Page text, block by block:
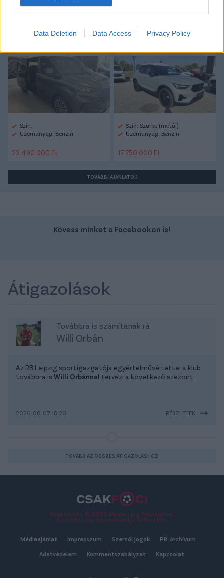
Data Deletion Data Access Privacy Policy
Autópiac
Szín:
Üzemanyag: Benzin
23 490 000 Ft
Szín: Szürke (metál)
Üzemanyag: Benzin
17 750 000 Ft
TOVÁBBI AJÁNLATOK
Kövess minket a Facebookon is!
Átigazolások
Továbbra is számítanak rá
Willi Orbán
Az RB Leipzig sportigazgatója egyértelművé tette: a klub
továbbra is Willi Orbánnal tervezi a következő szezont.
2026-08-07 18:20 RÉSZLETEK
TOVÁBB AZ ÖSSZES ÁTIGAZOLÁSHOZ
Csakfoci.hu © 2026 Minden jog fenntartva.
A csakfoci.hu üzemeltetője: DrFoci Kft.
Médiaajánlat Impresszum Szerzői jogok PR-Archívum
Adatvédelem Kommentszabályzat Kapcsolat